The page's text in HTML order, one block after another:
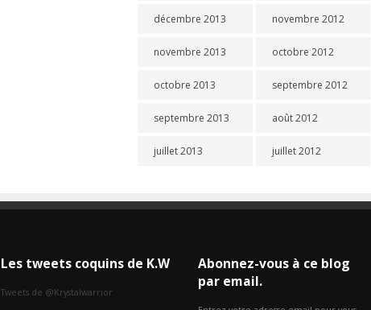
décembre 2013
novembre 2013
octobre 2013
septembre 2013
juillet 2013
novembre 2012
octobre 2012
septembre 2012
août 2012
juillet 2012
Les tweets coquins de K.W
Tweets de @Krystalwarrior
Abonnez-vous à ce blog
par email.